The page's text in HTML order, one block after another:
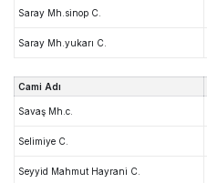
Saray Mh.sinop C.
Saray Mh.yukarı C.
Cami Adı
Savaş Mh.c.
Selimiye C.
Seyyid Mahmut Hayrani C.